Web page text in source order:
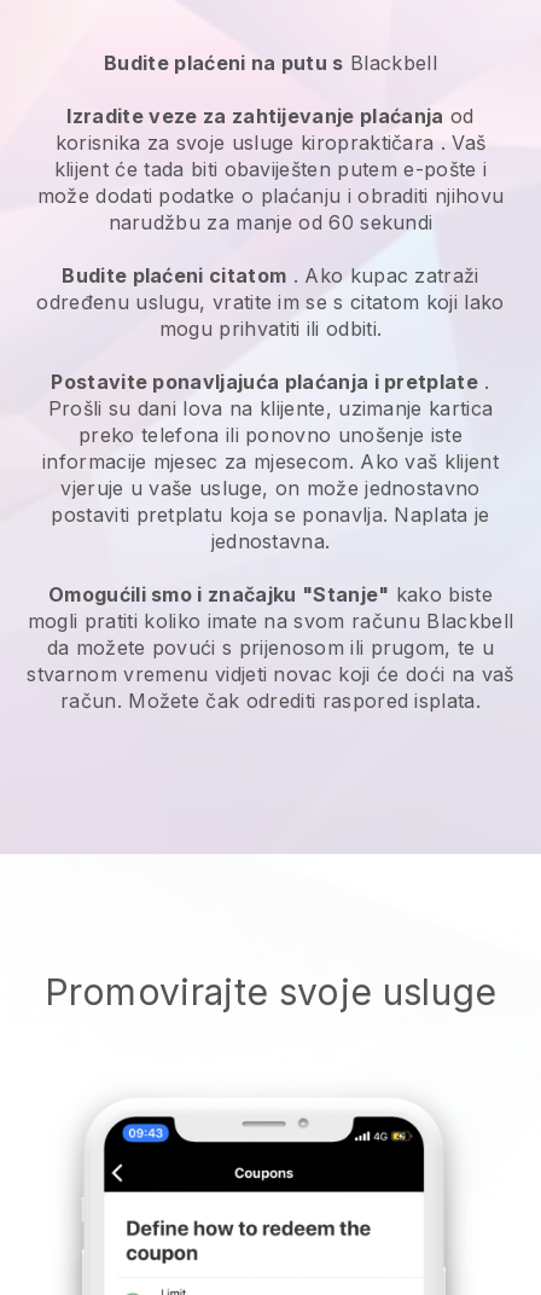
Budite plaćeni na putu s Blackbell
Izradite veze za zahtijevanje plaćanja od
korisnika za svoje usluge kiropraktičara . Vaš
klijent će tada biti obaviješten putem e-pošte i
može dodati podatke o plaćanju i obraditi njihovu
narudžbu za manje od 60 sekundi
Budite plaćeni citatom . Ako kupac zatraži
određenu uslugu, vratite im se s citatom koji lako
mogu prihvatiti ili odbiti.
Postavite ponavljajuća plaćanja i pretplate .
Prošli su dani lova na klijente, uzimanje kartica
preko telefona ili ponovno unošenje iste
informacije mjesec za mjesecom. Ako vaš klijent
vjeruje u vaše usluge, on može jednostavno
postaviti pretplatu koja se ponavlja. Naplata je
jednostavna.
Omogućili smo i značajku "Stanje" kako biste
mogli pratiti koliko imate na svom računu Blackbell
da možete povući s prijenosom ili prugom, te u
stvarnom vremenu vidjeti novac koji će doći na vaš
račun. Možete čak odrediti raspored isplata.
Promovirajte svoje usluge